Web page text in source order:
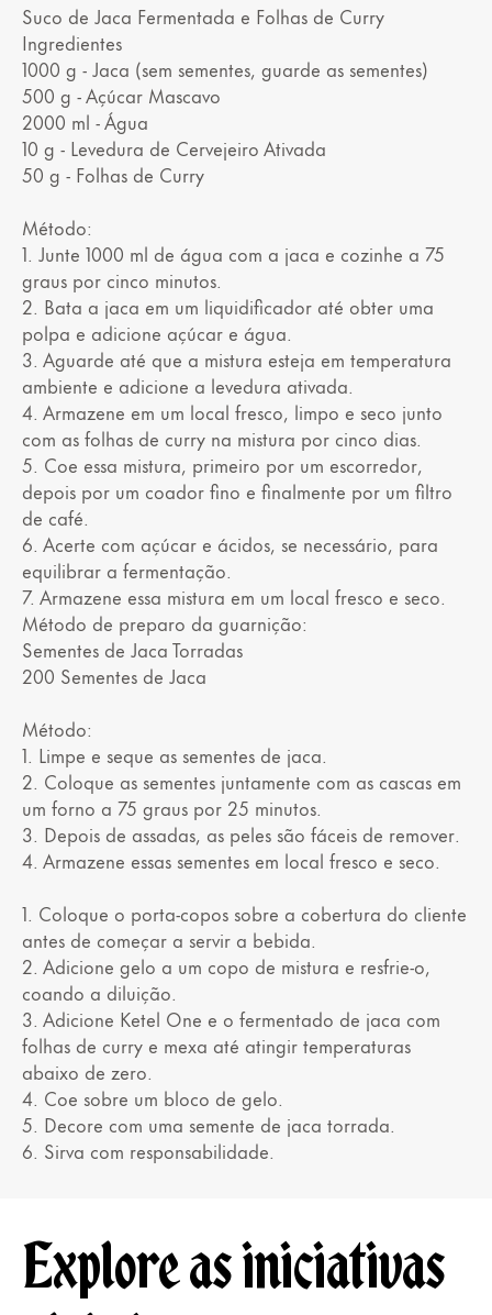
Suco de Jaca Fermentada e Folhas de Curry
Ingredientes
1000 g - Jaca (sem sementes, guarde as sementes)
500 g - Açúcar Mascavo
2000 ml - Água
10 g - Levedura de Cervejeiro Ativada
50 g - Folhas de Curry
Método:
1. Junte 1000 ml de água com a jaca e cozinhe a 75
graus por cinco minutos.
2. Bata a jaca em um liquidificador até obter uma
polpa e adicione açúcar e água.
3. Aguarde até que a mistura esteja em temperatura
ambiente e adicione a levedura ativada.
4. Armazene em um local fresco, limpo e seco junto
com as folhas de curry na mistura por cinco dias.
5. Coe essa mistura, primeiro por um escorredor,
depois por um coador fino e finalmente por um filtro
de café.
6. Acerte com açúcar e ácidos, se necessário, para
equilibrar a fermentação.
7. Armazene essa mistura em um local fresco e seco.
Método de preparo da guarnição:
Sementes de Jaca Torradas
200 Sementes de Jaca
Método:
1. Limpe e seque as sementes de jaca.
2. Coloque as sementes juntamente com as cascas em
um forno a 75 graus por 25 minutos.
3. Depois de assadas, as peles são fáceis de remover.
4. Armazene essas sementes em local fresco e seco.
1. Coloque o porta-copos sobre a cobertura do cliente
antes de começar a servir a bebida.
2. Adicione gelo a um copo de mistura e resfrie-o,
coando a diluição.
3. Adicione Ketel One e o fermentado de jaca com
folhas de curry e mexa até atingir temperaturas
abaixo de zero.
4. Coe sobre um bloco de gelo.
5. Decore com uma semente de jaca torrada.
6. Sirva com responsabilidade.
Explore as iniciativas